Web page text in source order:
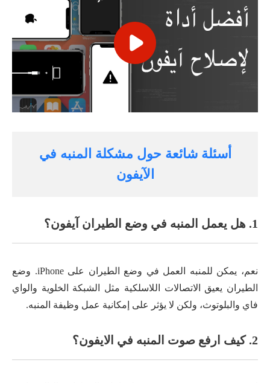
أسئلة شائعة حول مشكلة المنبه في
الآيفون
1. هل يعمل المنبه في وضع الطيران آيفون؟
نعم، يمكن للمنبه العمل في وضع الطيران على iPhone. وضع
الطيران يعيق الاتصالات اللاسلكية مثل الشبكة الخلوية والواي
فاي والبلوتوث، ولكن لا يؤثر على إمكانية عمل وظيفة المنبه.
2. كيف ارفع صوت المنبه في الايفون؟